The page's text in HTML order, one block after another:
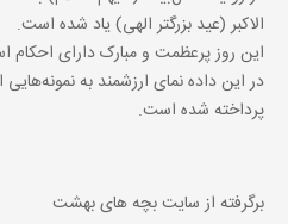
الاکبر (عید بزرگتر الهی) یاد شده است.
این روز پرعظمت و مبارک دارای احکام
در این داده نمای ارزشمند به
پرداخته شده است.
برگرفته از سایت بچه های بهشت